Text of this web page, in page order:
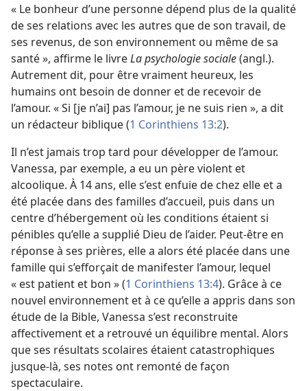
« Le bonheur d’une personne dépend plus de la qualité
de ses relations avec les autres que de son travail, de
ses revenus, de son environnement ou même de sa
santé », affirme le livreLa psychologie sociale(angl.).
Autrement dit, pour être vraiment heureux, les
humains ont besoin de donner et de recevoir de
l’amour. « Si [je n’ai] pas l’amour, je ne suis rien », a dit
un rédacteur biblique (1 Corinthiens 13:2).
Il n’est jamais trop tard pour développer de l’amour.
Vanessa, par exemple, a eu un père violent et
alcoolique. À 14 ans, elle s’est enfuie de chez elle et a
été placée dans des familles d’accueil, puis dans un
centre d’hébergement où les conditions étaient si
pénibles qu’elle a supplié Dieu de l’aider. Peut-être en
réponse à ses prières, elle a alors été placée dans une
famille qui s’efforçait de manifester l’amour, lequel
« est patient et bon » (1 Corinthiens 13:4). Grâce à ce
nouvel environnement et à ce qu’elle a appris dans son
étude de la Bible, Vanessa s’est reconstruite
affectivement et a retrouvé un équilibre mental. Alors
que ses résultats scolaires étaient catastrophiques
jusque-là, ses notes ont remonté de façon
spectaculaire.